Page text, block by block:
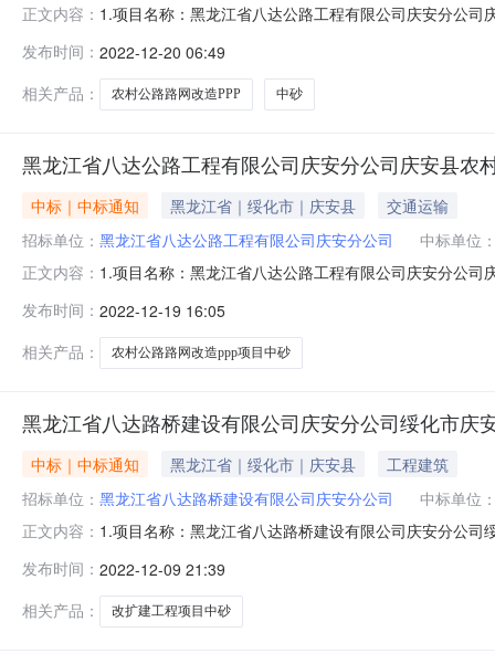
正文内容： 1.项目名称：黑龙江省八达公路工程有限公司庆安分公
额：2846922元（大写：贰佰捌拾肆万陆仟玖佰贰拾贰
发布时间： 2022-12-20 06:49
相关产品：
农村公路路网改造PPP 中砂
黑龙江省八达公路工程有限公司庆安分公司庆安县
中标｜中标通知 黑龙江省｜绥化市｜庆安县
交通运输
招标单位： 黑龙江省八达公路工程有限公司庆安分公司
中标单位
正文内容： 1.项目名称：黑龙江省八达公路工程有限公司庆安分公
额：2846922元（大写：贰佰捌拾肆万陆仟玖佰贰拾贰
发布时间： 2022-12-19 16:05
相关产品：
农村公路路网改造ppp项目中砂
黑龙江省八达路桥建设有限公司庆安分公司绥化市
中标｜中标通知 黑龙江省｜绥化市｜庆安县
工程建筑
招标单位： 黑龙江省八达路桥建设有限公司庆安分公司
中标单位
正文内容： 1.项目名称：黑龙江省八达路桥建设有限公司庆安分公
开采有限公司。7.2成交金额：3738200.00（大写：叁
发布时间： 2022-12-09 21:39
相关产品：
改扩建工程项目中砂